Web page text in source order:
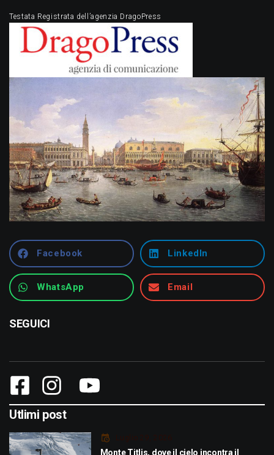
Testata Registrata dell’agenzia DragoPress
Facebook LinkedIn
WhatsApp Email
SEGUICI
Utlimi post
Luglio 29, 2026
Monte Titlis, dove il cielo incontra il